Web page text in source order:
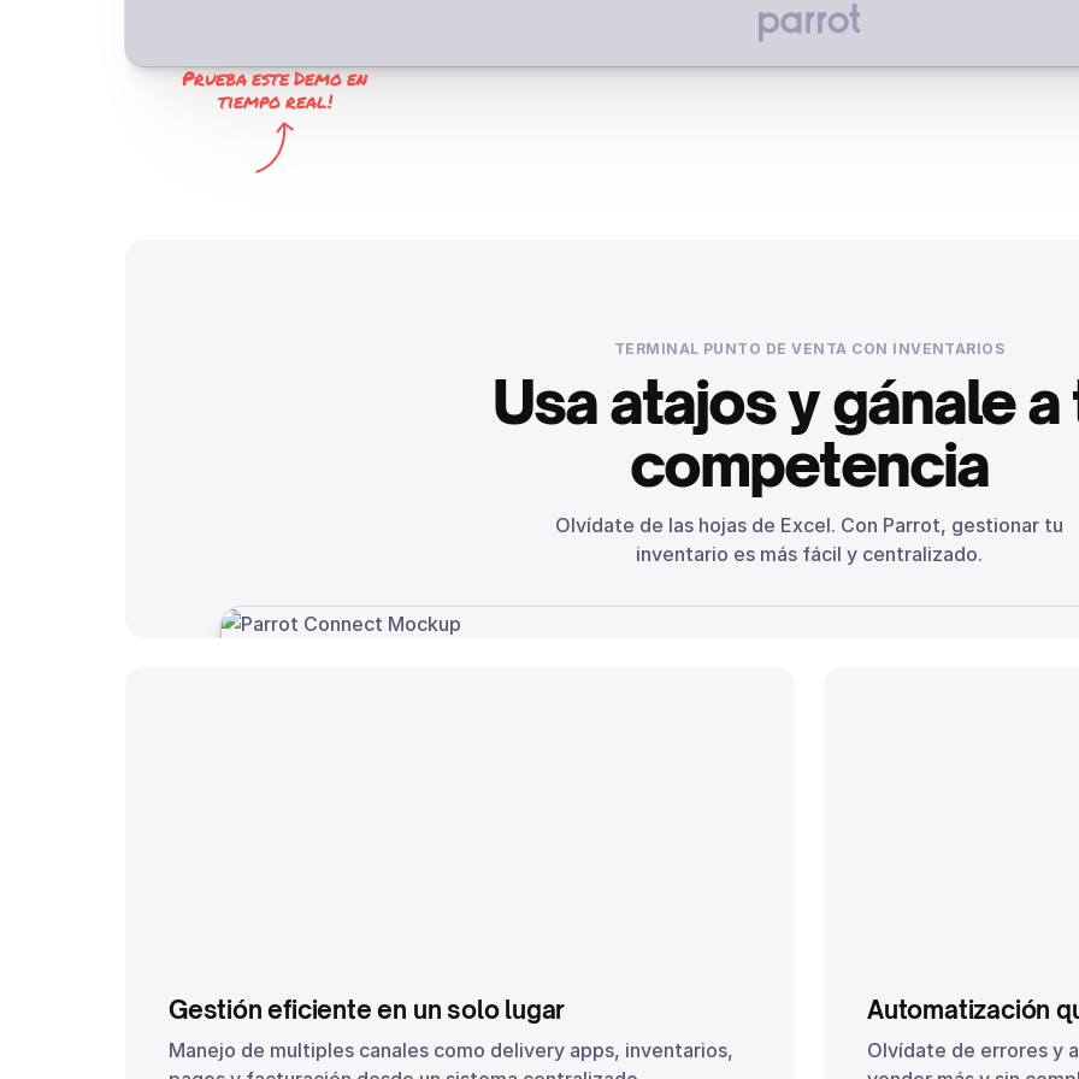
Prueba este Demo en
tiempo real!
TERMINAL PUNTO DE VENTA CON INVENTARIOS
Usa atajos y gánale a
competencia
Olvídate de las hojas de Excel. Con Parrot, gestionar tu
inventario es más fácil y centralizado.
Gestión eficiente en un solo lugar
Manejo de multiples canales como delivery apps, inventarios,
Automatización
Olvídate de errores y